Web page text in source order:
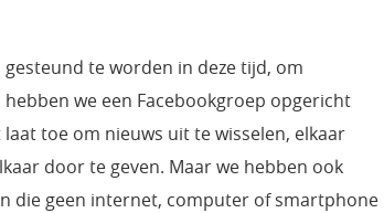
te worden in deze tijd, om
we een Facebookgroep opgericht
toe om nieuws uit te wisselen, elkaar
door te geven. Maar we hebben ook
die geen internet, computer of smartphone